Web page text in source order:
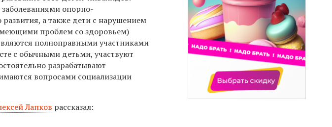
опорно-
а также дети с нарушением
проблем со здоровьем)
полноправными участниками
с обычными детьми, участвуют
разрабатывают
вопросами социализации
Лапков рассказал: